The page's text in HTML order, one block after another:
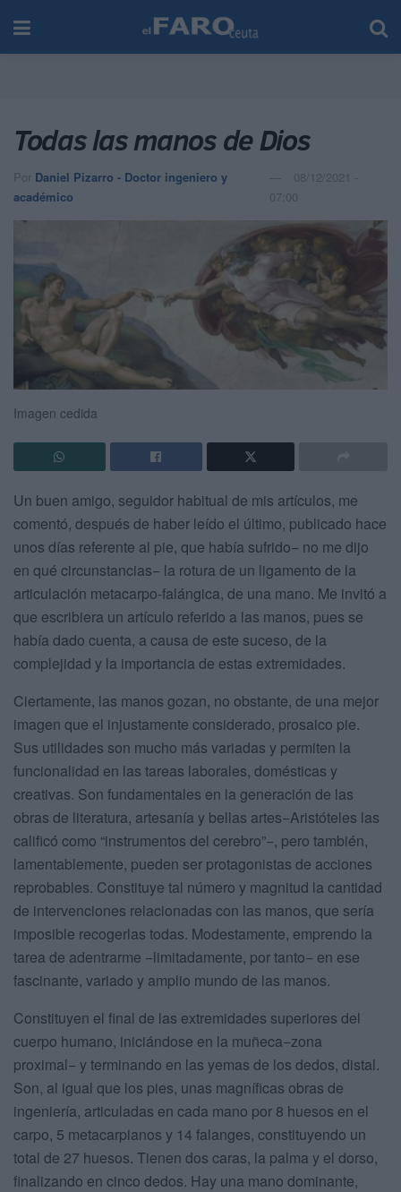
Todas las manos de Dios
Por Daniel Pizarro - Doctor ingeniero y
académico
08/12/2021 -
07:00
Imagen cedida
Un buen amigo, seguidor habitual de mis artículos, me
comentó, después de haber leído el último, publicado hace
unos días referente al pie, que había sufrido− no me dijo
en qué circunstancias− la rotura de un ligamento de la
articulación metacarpo-falángica, de una mano. Me invitó a
que escribiera un artículo referido a las manos, pues se
había dado cuenta, a causa de este suceso, de la
complejidad y la importancia de estas extremidades.
Ciertamente, las manos gozan, no obstante, de una mejor
imagen que el injustamente considerado, prosaico pie.
Sus utilidades son mucho más variadas y permiten la
funcionalidad en las tareas laborales, domésticas y
creativas. Son fundamentales en la generación de las
obras de literatura, artesanía y bellas artes−Aristóteles las
calificó como “instrumentos del cerebro”−, pero también,
lamentablemente, pueden ser protagonistas de acciones
reprobables. Constituye tal número y magnitud la cantidad
de intervenciones relacionadas con las manos, que sería
imposible recogerlas todas. Modestamente, emprendo la
tarea de adentrarme −limitadamente, por tanto− en ese
fascinante, variado y amplio mundo de las manos.
Constituyen el final de las extremidades superiores del
cuerpo humano, iniciándose en la muñeca−zona
proximal− y terminando en las yemas de los dedos, distal.
Son, al igual que los pies, unas magníficas obras de
ingeniería, articuladas en cada mano por 8 huesos en el
carpo, 5 metacarpianos y 14 falanges, constituyendo un
total de 27 huesos. Tienen dos caras, la palma y el dorso,
finalizando en cinco dedos. Hay una mano dominante,